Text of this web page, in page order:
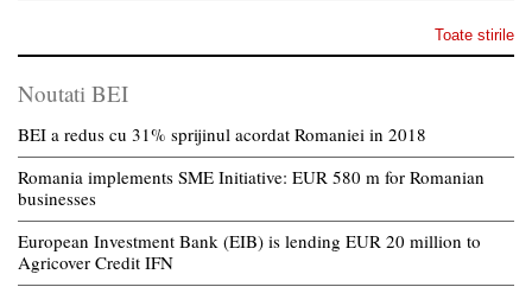
Toate stirile
Noutati BEI
BEI a redus cu 31% sprijinul acordat Romaniei in 2018
Romania implements SME Initiative: EUR 580 m for Romanian
businesses
European Investment Bank (EIB) is lending EUR 20 million to
Agricover Credit IFN